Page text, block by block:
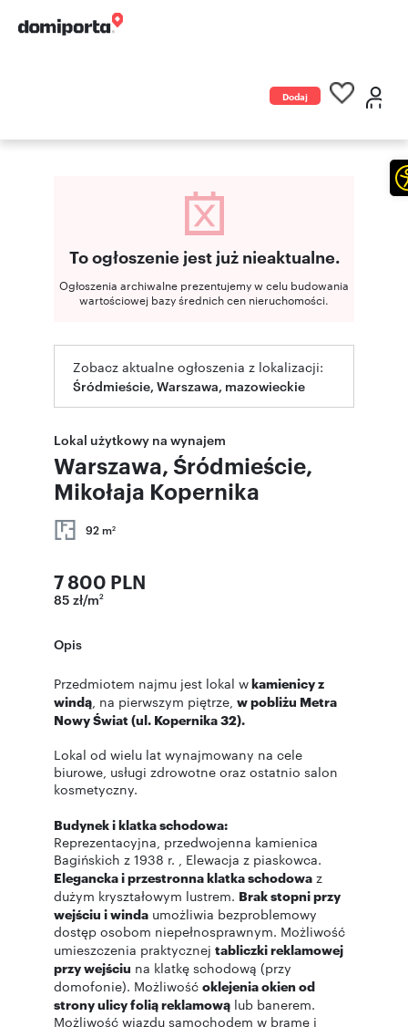
Dodaj
To ogłoszenie jest już nieaktualne.
Ogłoszenia archiwalne prezentujemy w celu budowania
wartościowej bazy średnich cen nieruchomości.
Zobacz aktualne ogłoszenia z lokalizacji:
Śródmieście, Warszawa, mazowieckie
Lokal użytkowy na wynajem
Warszawa, Śródmieście,
Mikołaja Kopernika
92 m2
7 800 PLN
85 zł/m2
Opis
Przedmiotem najmu jest lokal wkamienicy z
windą, na pierwszym piętrze, w pobliżu Metra
Nowy Świat (ul. Kopernika 32).
Lokal od wielu lat wynajmowany na cele
biurowe, usługi zdrowotne oraz ostatnio salon
kosmetyczny.
Budynek i klatka schodowa:
Reprezentacyjna, przedwojenna kamienica
Bagińskich z 1938 r. , Elewacja z piaskowca.
Elegancka i przestronna klatka schodowa z
dużym kryształowym lustrem. Brak stopni przy
wejściu i winda umożliwia bezproblemowy
dostęp osobom niepełnosprawnym. Możliwość
umieszczenia praktycznej tabliczki reklamowej
przy wejściu na klatkę schodową (przy
domofonie). Możliwość oklejenia okien od
strony ulicy folią reklamową lub banerem.
Możliwość wjazdu samochodem w bramę i